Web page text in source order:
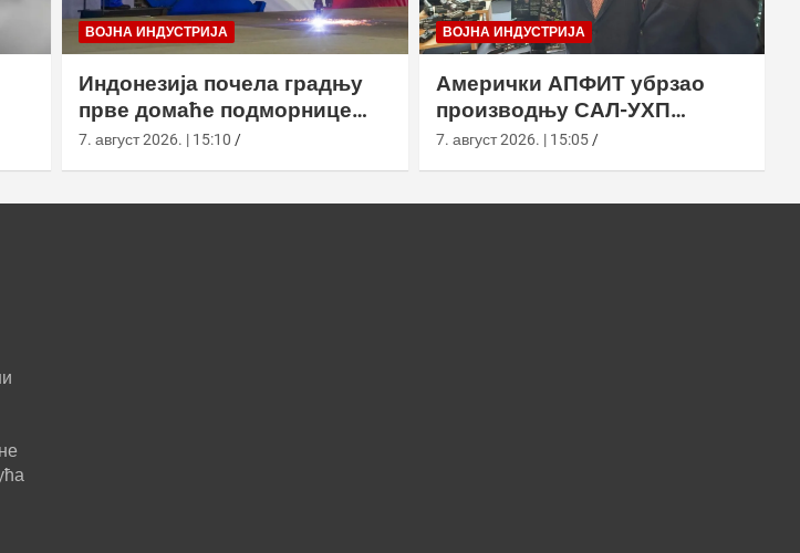
ВОЈНА ИНДУСТРИЈА
Индонезија почела градњу
прве домаће подморнице
класе Сцорпèне
7. август 2026. | 15:10
ВОЈНА ИНДУСТРИЈА
Амерички АПФИТ убрзао
производњу САЛ-УХП
ласера за УССОЦОМ
7. август 2026. | 15:05